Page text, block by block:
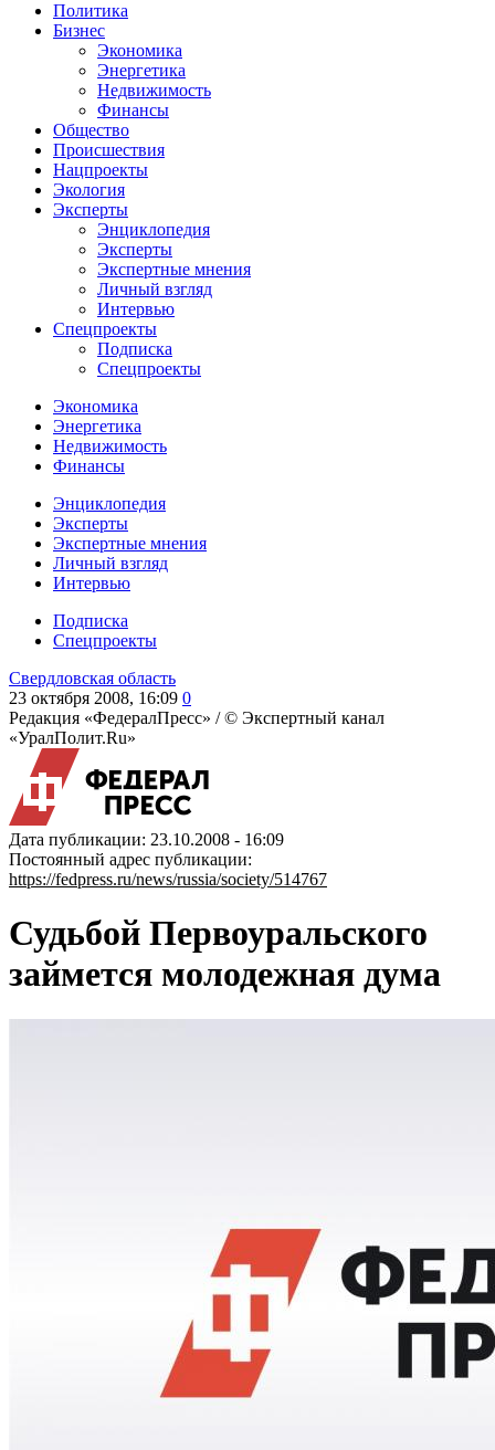
Политика
Бизнес
Экономика
Энергетика
Недвижимость
Финансы
Общество
Происшествия
Нацпроекты
Экология
Эксперты
Энциклопедия
Эксперты
Экспертные мнения
Личный взгляд
Интервью
Спецпроекты
Подписка
Спецпроекты
Экономика
Энергетика
Недвижимость
Финансы
Энциклопедия
Эксперты
Экспертные мнения
Личный взгляд
Интервью
Подписка
Спецпроекты
Свердловская область
23 октября 2008, 16:09 0
Редакция «ФедералПресс» /© Экспертный канал
«УралПолит.Ru»
Дата публикации: 23.10.2008 - 16:09
Постоянный адрес публикации:
https://fedpress.ru/news/russia/society/514767
Судьбой Первоуральского
займется молодежная дума